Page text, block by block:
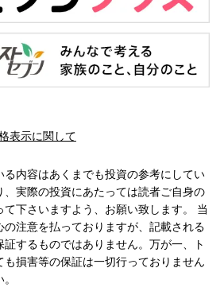
表示に関して
る内容はあくまでも投資の参考にしてい
、実際の投資にあたっては読者ご自身の
下さいますよう、お願い致します。 当
注意を払っておりますが、記載される
するものではありません。万が一、ト
も損害等の保証は一切行っておりません